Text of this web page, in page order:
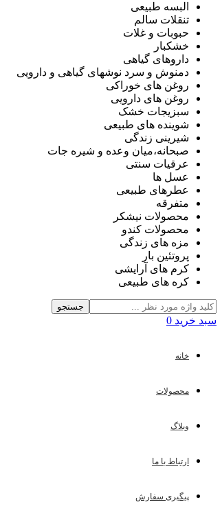
البسه طبیعی
تنقلات سالم
حبوبات و غلات
خشکبار
داروهای گیاهی
دمنوش و سرد نوشهای گیاهی و دارویی
روغن های خوراکی
روغن های دارویی
سبزیجات خشک
شوینده های طبیعی
شیرینی زندگی
صبحانه،میان وعده و شیره جات
عرقیات سنتی
عسل ها
عطرهای طبیعی
متفرقه
محصولات نیشکر
محصولات کندو
مزه های زندگی
پروتئین بار
کرم های آرایشی
کره های طبیعی
جستجو
سبد خرید 0
خانه
محصولات
وبلاگ
ارتباط با ما
پیگیری سفارش